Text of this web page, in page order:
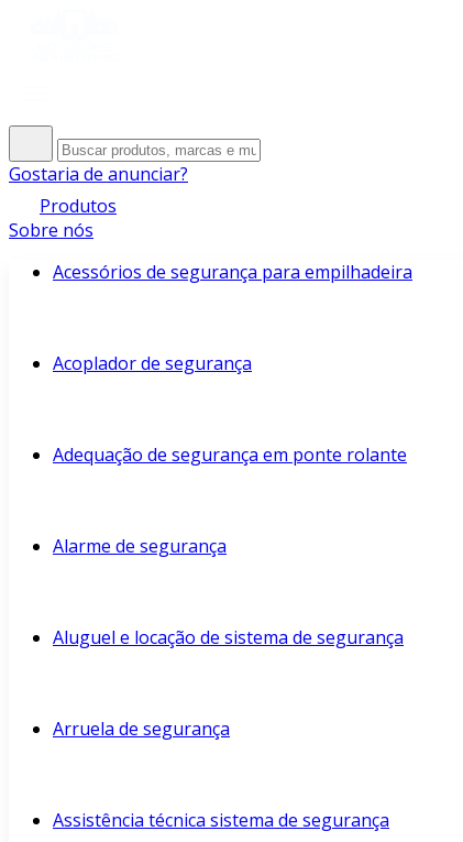
Gostaria de anunciar?
Produtos
Sobre nós
Acessórios de segurança para empilhadeira
Acoplador de segurança
Adequação de segurança em ponte rolante
Alarme de segurança
Aluguel e locação de sistema de segurança
Arruela de segurança
Assistência técnica sistema de segurança